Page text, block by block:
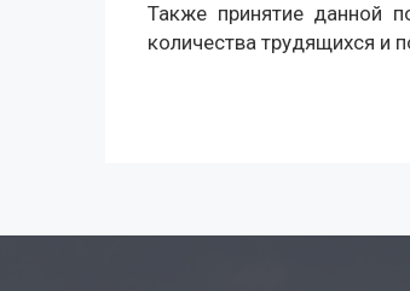
Также принятие данной
количества трудящихся и